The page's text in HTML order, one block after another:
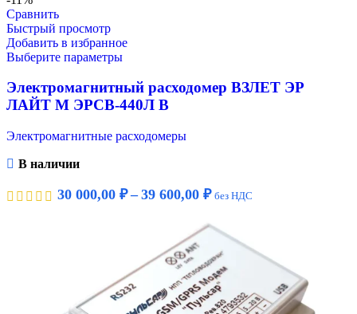
Сравнить
Быстрый просмотр
Добавить в избранное
Выберите параметры
Электромагнитный расходомер ВЗЛЕТ ЭР
ЛАЙТ М ЭРСВ-440Л В
Электромагнитные расходомеры
В наличии
30 000,00 ₽ – 39 600,00 ₽ без НДС